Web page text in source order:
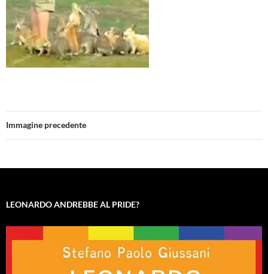
Immagine precedente
LEONARDO ANDREBBE AL PRIDE?